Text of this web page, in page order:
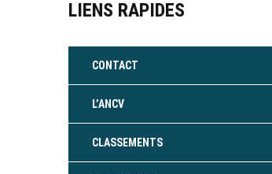
LIENS RAPIDES
CONTACT
L’ANCV
CLASSEMENTS